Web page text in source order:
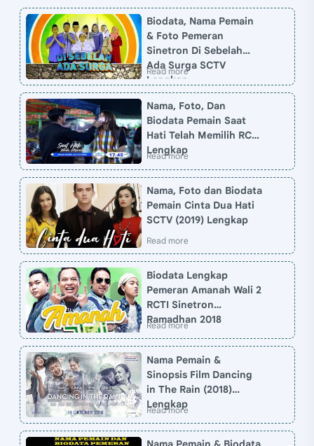
Biodata, Nama Pemain
& Foto Pemeran
Sinetron Di Sebelah
Ada Surga SCTV
Lengkap
Nama, Foto, Dan
Biodata Pemain Saat
Hati Telah Memilih RCTI
Lengkap
Nama, Foto dan Biodata
Pemain Cinta Dua Hati
SCTV (2019) Lengkap
Biodata Lengkap
Pemeran Amanah Wali 2
RCTI Sinetron
Ramadhan 2018
Nama Pemain &
Sinopsis Film Dancing
in The Rain (2018)
Lengkap